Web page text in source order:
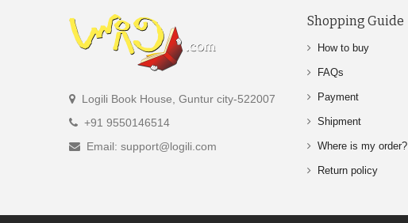
Logili Book House, Guntur city-522007
+91 9550146514
Email: support@logili.com
Shopping Guide
How to buy
FAQs
Payment
Shipment
Where is my order?
Return policy